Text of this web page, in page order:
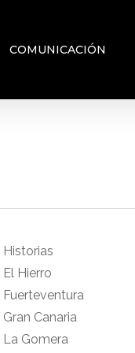
COMUNICACIÓN
Historias
El Hierro
Fuerteventura
Gran Canaria
La Gomera